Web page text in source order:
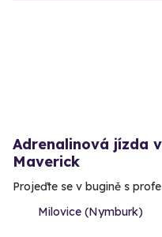
Adrenalinová jízda
Maverick
Projeďte se v bugině s
Milovice (Nymburk)